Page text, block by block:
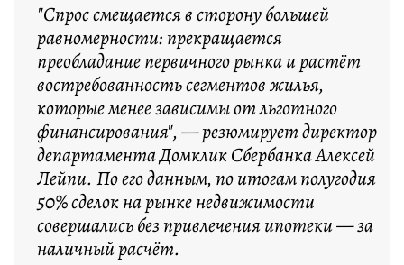
"Спрос смещается в сторону большей
равномерности: прекращается
преобладание первичного рынка и растёт
востребованность сегментов жилья,
которые менее зависимы от льготного
финансирования", — резюмирует директор
департамента Домклик Сбербанка Алексей
Лейпи. По его данным, по итогам полугодия
50% сделок на рынке недвижимости
совершались без привлечения ипотеки — за
наличный расчёт.